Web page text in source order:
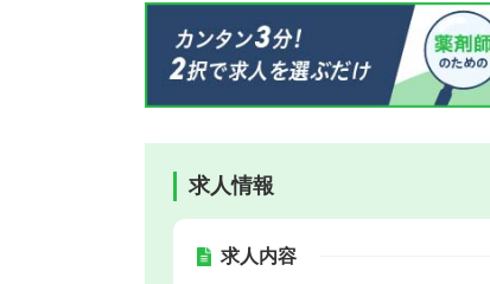
求人情報
求人内容